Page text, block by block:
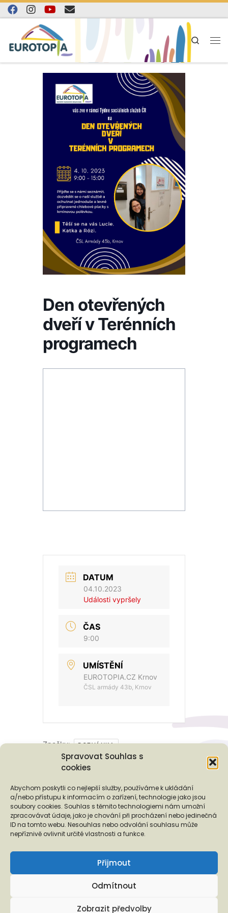
Spravovat Souhlas s
cookies
Abychom poskytli co nejlepší služby, používáme k ukládání
a/nebo přístupu k informacím o zařízení, technologie jako jsou
soubory cookies. Souhlas s těmito technologiemi nám umožní
zpracovávat údaje, jako je chování při procházení nebo jedinečná
ID na tomto webu. Nesouhlas nebo odvolání souhlasu může
nepříznivě ovlivnit určité vlastnosti a funkce.
Přijmout
Odmítnout
Zobrazit předvolby
Skip to content
Search
Den otevřených
dveří v Terénních
programech
DATUM
04.10.2023
Události vypršely
ČAS
9:00
UMÍSTĚNÍ
EUROTOPIA.CZ Krnov
ČSL armády 43b, Krnov
Značky: POZVÁNKA
Podporují nás...
❬ ❭